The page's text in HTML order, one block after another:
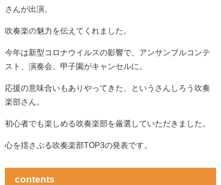
さんが出演。
吹奏楽の魅力を伝えてくれました。
今年は新型コロナウイルスの影響で、アンサンブルコンテ
スト、演奏会、甲子園がキャンセルに。
応援の意味合いもありやってきた、というさんしろう吹奏
楽部さん。
初心者でも楽しめる吹奏楽部を厳選していただきました。
心を揺さぶる吹奏楽部TOP3の発表です。
contents